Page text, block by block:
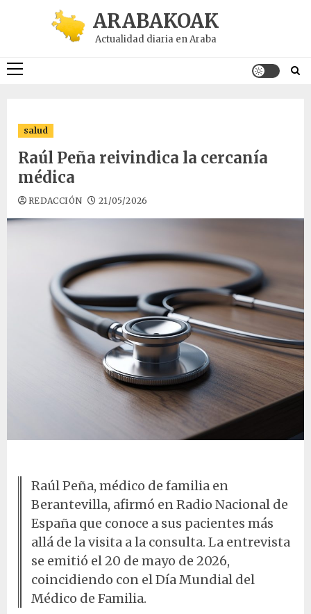
ARABAKOAK
Actualidad diaria en Araba
Menú
salud
Raúl Peña reivindica la cercanía
médica
REDACCIÓN 21/05/2026
Raúl Peña, médico de familia en
Berantevilla, afirmó en Radio Nacional de
España que conoce a sus pacientes más
allá de la visita a la consulta. La entrevista
se emitió el 20 de mayo de 2026,
coincidiendo con el Día Mundial del
Médico de Familia.